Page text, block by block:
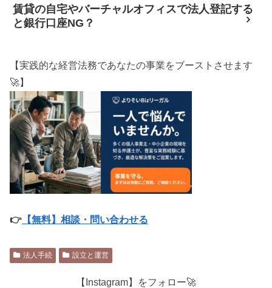
賃貸の自宅やバーチャルオフィスで法人登記する
と銀行口座NG？
【実践的な経営法務であなたの事業をブーストさせます
🚀】
👉 【無料】相談・問い合わせる
法人手続 設立と運営
【Instagram】をフォロー🚀